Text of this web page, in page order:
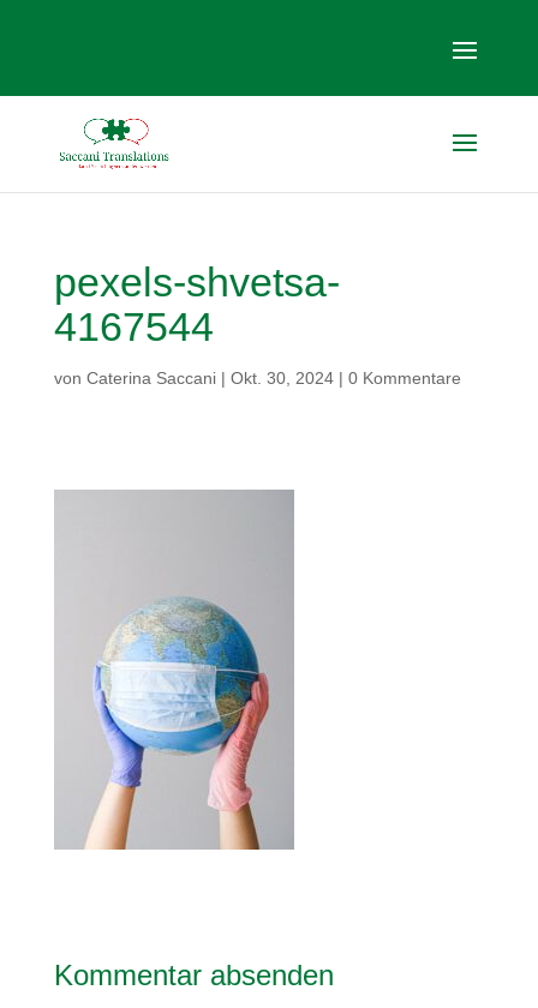
pexels-shvetsa-
4167544
von Caterina Saccani| Okt. 30, 2024| 0 Kommentare
Kommentar absenden